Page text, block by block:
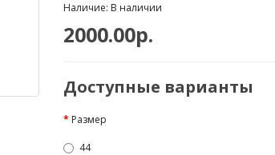
Наличие: В наличии
2000.00р.
Доступные варианты
Размер
44